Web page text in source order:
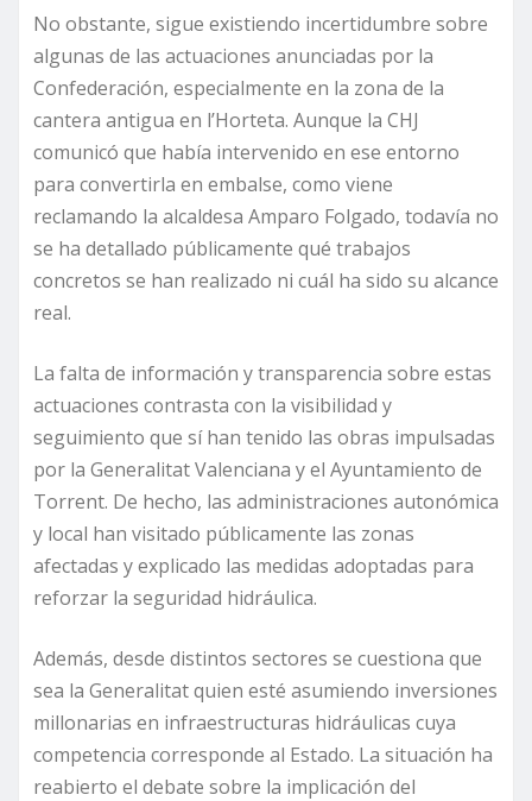
No obstante, sigue existiendo incertidumbre sobre
algunas de las actuaciones anunciadas por la
Confederación, especialmente en la zona de la
cantera antigua en l’Horteta. Aunque la CHJ
comunicó que había intervenido en ese entorno
para convertirla en embalse, como viene
reclamando la alcaldesa Amparo Folgado, todavía no
se ha detallado públicamente qué trabajos
concretos se han realizado ni cuál ha sido su alcance
real.
La falta de información y transparencia sobre estas
actuaciones contrasta con la visibilidad y
seguimiento que sí han tenido las obras impulsadas
por la Generalitat Valenciana y el Ayuntamiento de
Torrent. De hecho, las administraciones autonómica
y local han visitado públicamente las zonas
afectadas y explicado las medidas adoptadas para
reforzar la seguridad hidráulica.
Además, desde distintos sectores se cuestiona que
sea la Generalitat quien esté asumiendo inversiones
millonarias en infraestructuras hidráulicas cuya
competencia corresponde al Estado. La situación ha
reabierto el debate sobre la implicación del